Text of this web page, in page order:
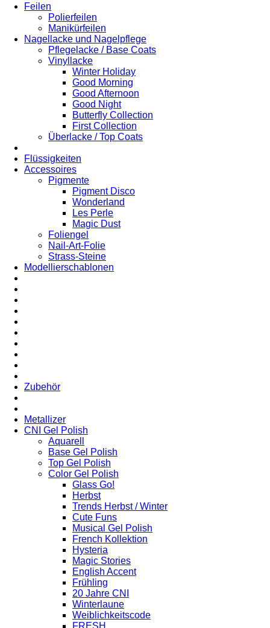
Feilen
Polierfeilen
Manikürfeilen
Nagellacke und Nagelpflege
Pflegelacke / Base Coats
Vinyllacke
Winter Holiday
Good Morning
Good Afternoon
Good Night
Butterfly Collection
First Collection
Überlacke / Top Coats
Flüssigkeiten
Accessoires
Pigmente
Pigment Disco
Wonderland
Les Perle
Magic Dust
Foliengel
Nail-Art-Folie
Strass-Steine
Modellierschablonen
Zubehör
Metallizer
CNI Gel Polish
Aquarell
Base Gel Polish
Top Gel Polish
Color Gel Polish
Glass Go!
Herbst
Trends Herbst / Winter
Cute Funs
Musical Gel Polish
French Kollektion
Hysteria
Magic Stories
English Accent
Frühling
20 Jahre CNI
Winterlaune
Weiblichkeitscode
FRESH